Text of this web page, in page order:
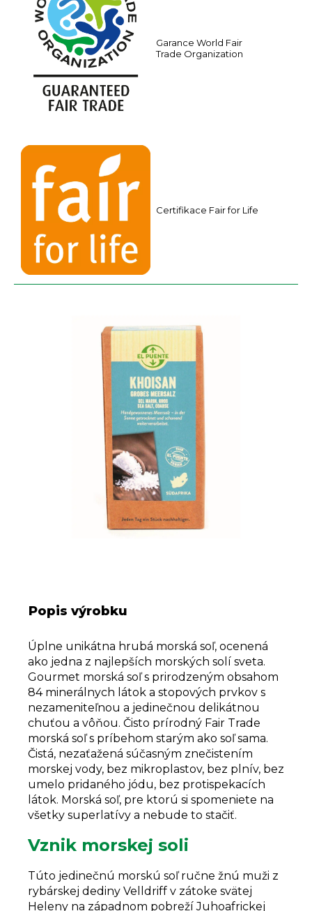
Garance World Fair
Trade Organization
Certifikace Fair for Life
Popis výrobku
Úplne unikátna hrubá morská soľ, ocenená
ako jedna z najlepších morských solí sveta.
Gourmet morská soľ s prirodzeným obsahom
84 minerálnych látok a stopových prvkov s
nezameniteľnou a jedinečnou delikátnou
chuťou a vôňou. Čisto prírodný Fair Trade
morská soľ s príbehom starým ako soľ sama.
Čistá, nezaťažená súčasným znečistením
morskej vody, bez mikroplastov, bez plnív, bez
umelo pridaného jódu, bez protispekacích
látok. Morská soľ, pre ktorú si spomeniete na
všetky superlatívy a nebude to stačiť.
Vznik morskej soli
Túto jedinečnú morskú soľ ručne žnú muži z
rybárskej dediny Velldriff v zátoke svätej
Heleny na západnom pobreží Juhoafrickej